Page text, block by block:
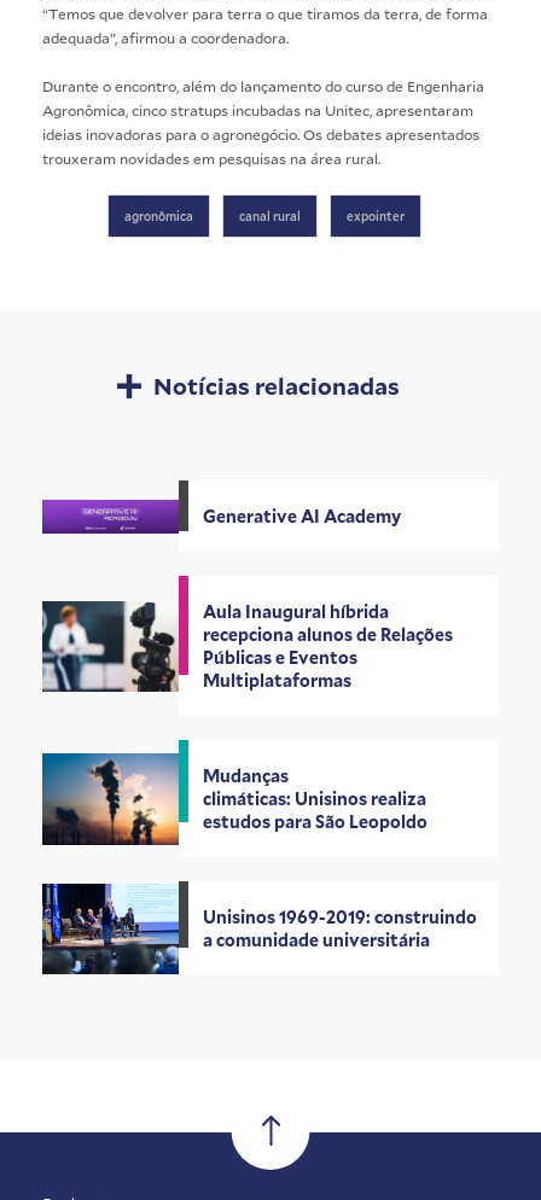
“Temos que devolver para terra o que tiramos da terra, de forma
adequada”, afirmou a coordenadora.
Durante o encontro, além do lançamento do curso de Engenharia
Agronômica, cinco stratups incubadas na Unitec, apresentaram
ideias inovadoras para o agronegócio. Os debates apresentados
trouxeram novidades em pesquisas na área rural.
agronômica canal rural expointer
Notícias relacionadas
Generative AI Academy
Aula Inaugural híbrida
recepciona alunos de Relações
Públicas e Eventos
Multiplataformas
Mudanças
climáticas: Unisinos realiza
estudos para São Leopoldo
Unisinos 1969-2019: construindo
a comunidade universitária